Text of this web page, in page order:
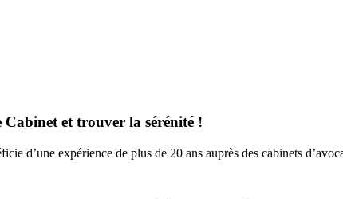
et trouver la sérénité !
d’une expérience de plus de 20 ans auprès des cabinets